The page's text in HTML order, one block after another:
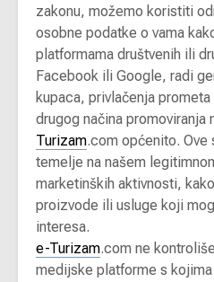
zakonu, možemo koristiti
osobne podatke o vama
platformama društvenih ili
Facebook ili Google, radi
kupaca, privlačenja
drugog načina promoviranja
Turizam.com općenito. Ove
temelje na našem
marketinških aktivnosti,
proizvode ili usluge koji
interesa.
e-Turizam.com ne
medijske platforme s